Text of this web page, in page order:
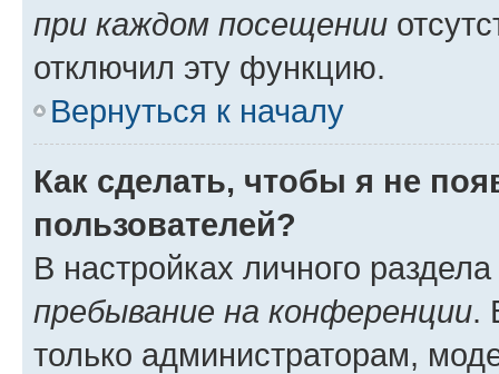
при каждом посещении
отключил эту функцию.
Вернуться к началу
Как сделать, чтобы я не
пользователей?
В настройках личного
пребывание на конференции.
только администраторам,